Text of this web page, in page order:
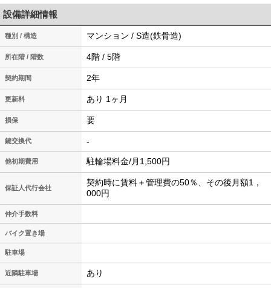
設備詳細情報
種別 / 構造 マンション / S造(鉄骨造)
所在階 / 階数 4階 / 5階
契約期間 2年
更新料 あり 1ヶ月
損保 要
鍵交換代 -
他初期費用 駐輪場料金/月1,500円
保証人代行会社
契約時に賃料＋管理費の50％、その後月額1，
000円
仲介手数料
バイク置き場
駐車場
近隣駐車場 あり